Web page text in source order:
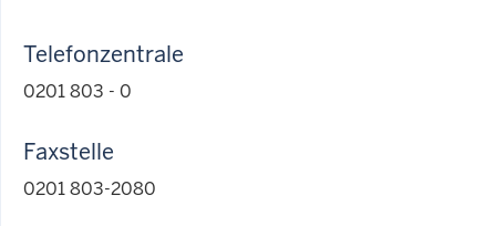
Telefonzentrale
0201 803 - 0
Faxstelle
0201 803-2080